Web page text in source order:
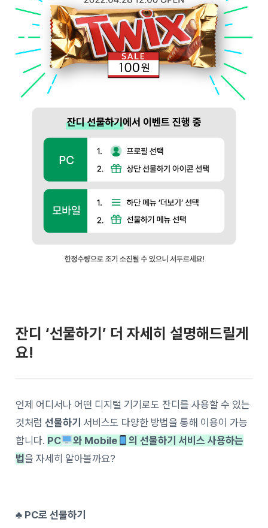
잔디 ‘선물하기’ 더 자세히 설명해드릴게
요!
언제 어디서나 어떤 디지털 기기로도 잔디를 사용할 수 있는
것처럼선물하기 서비스도 다양한 방법을 통해 이용이 가능
합니다. PC 와 Mobile
의 선물하기 서비스 사용하는
법을 자세히 알아볼까요?
♣ PC로 선물하기